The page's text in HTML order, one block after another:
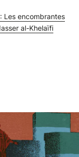
Les encombrantes
al-Khelaïfi